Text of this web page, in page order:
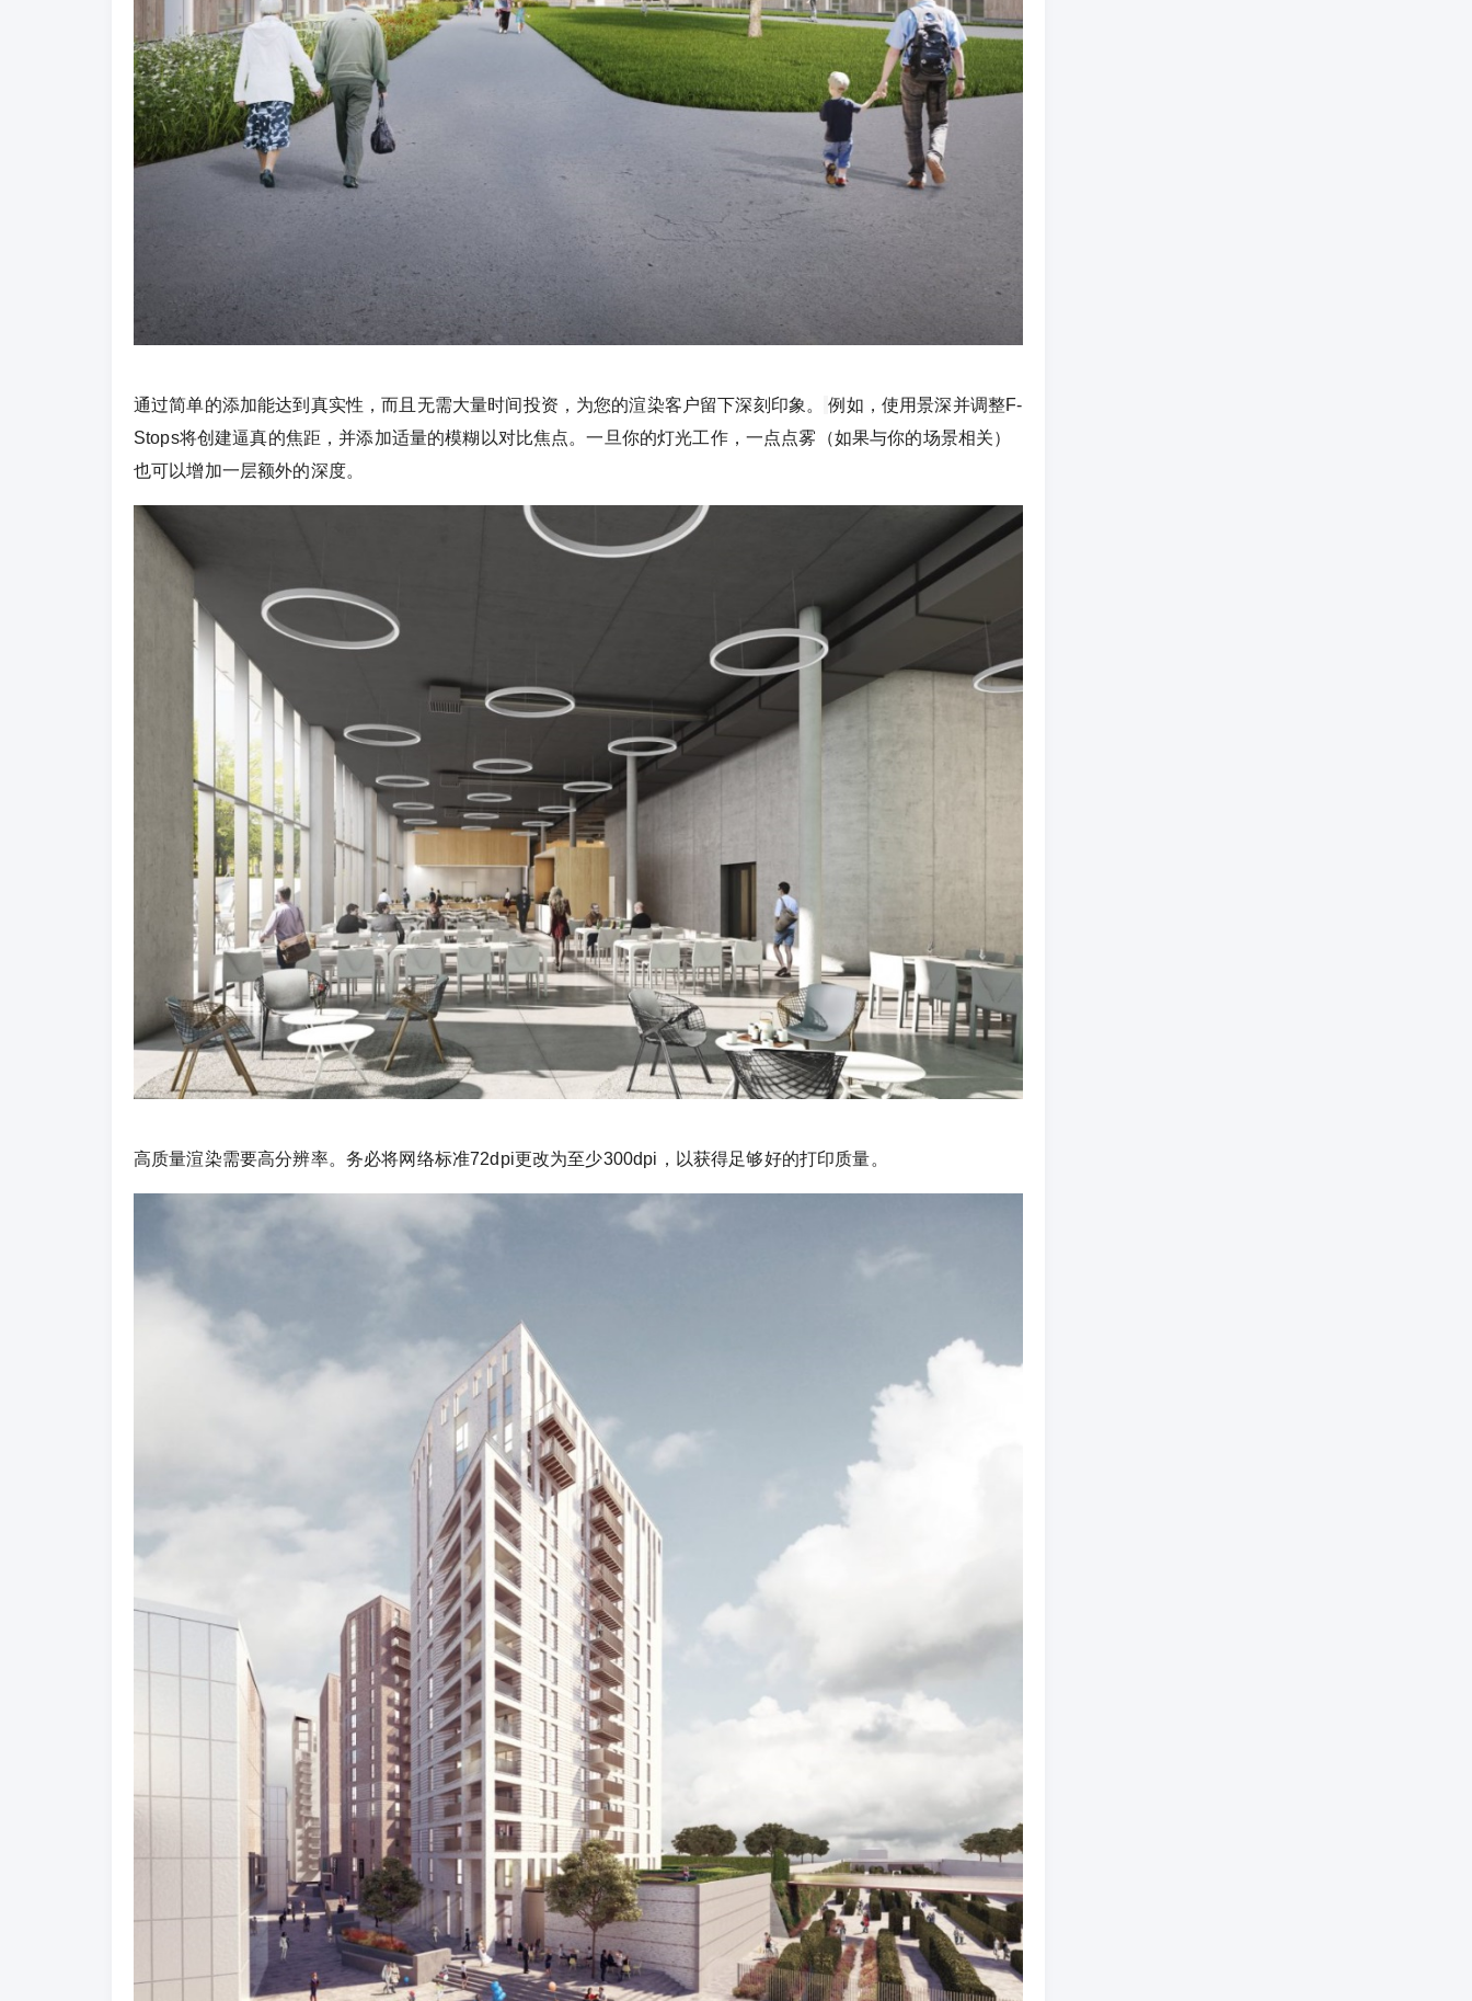
通过简单的添加能达到真实性，而且无需大量时间投资，为您的渲染客户留下深刻印象。
例如，使用景深并调整F-
Stops将创建逼真的焦距，并添加适量的模糊以对比焦点。一旦你的灯光工作，一点点雾（如果与你的场景相关）
也可以增加一层额外的深度。
高质量渲染需要高分辨率。务必将网络标准72dpi更改为至少300dpi，以获得足够好的打印质量。
2019/8/08
Vectorworks渲染 – 建筑
Vectorworks好像在国外BIM中挻火的，这里向各
位SketchUp爱好者介绍一篇Vectorworks渲染的
文章。与许多3D应用程序不同，Vectorworks具
有内置的高质量渲染器，并作为标准包含在内。
无论您是创建OpenGL，草稿还是最终质量渲
染，您都可以直接获得所需的所有工具。
扫描二维码继续阅读
给少校-LA打赏
20 元 50 元 自定义
立刻支付
立刻支付 已有帐号？ 登录